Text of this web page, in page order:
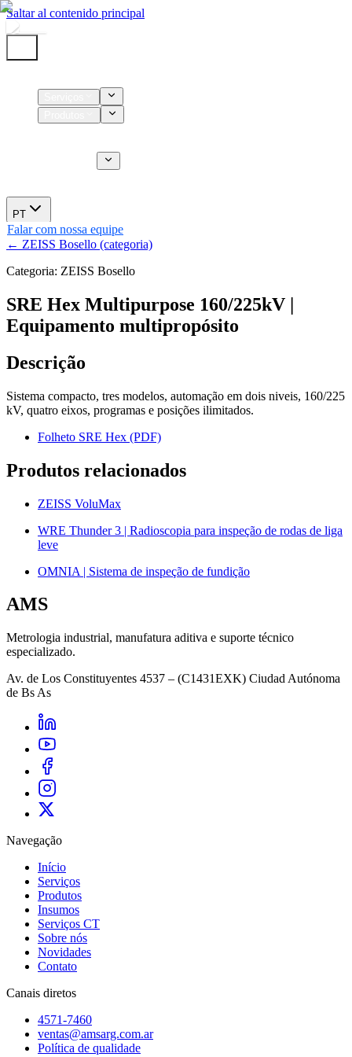
Saltar al contenido principal
PT
Falar com nossa equipe
← ZEISS Bosello (categoria)
Categoria: ZEISS Bosello
SRE Hex Multipurpose 160/225kV |
Equipamento multipropósito
Descrição
Sistema compacto, tres modelos, automação em dois niveis, 160/225
kV, quatro eixos, programas e posições ilimitados.
Folheto SRE Hex (PDF)
Produtos relacionados
ZEISS VoluMax
WRE Thunder 3 | Radioscopia para inspeção de rodas de liga
leve
OMNIA | Sistema de inspeção de fundição
AMS
Metrologia industrial, manufatura aditiva e suporte técnico
especializado.
Av. de Los Constituyentes 4537 – (C1431EXK) Ciudad Autónoma
de Bs As
Navegação
Início
Serviços
Produtos
Insumos
Serviços CT
Sobre nós
Novidades
Contato
Canais diretos
4571-7460
ventas@amsarg.com.ar
Política de qualidade